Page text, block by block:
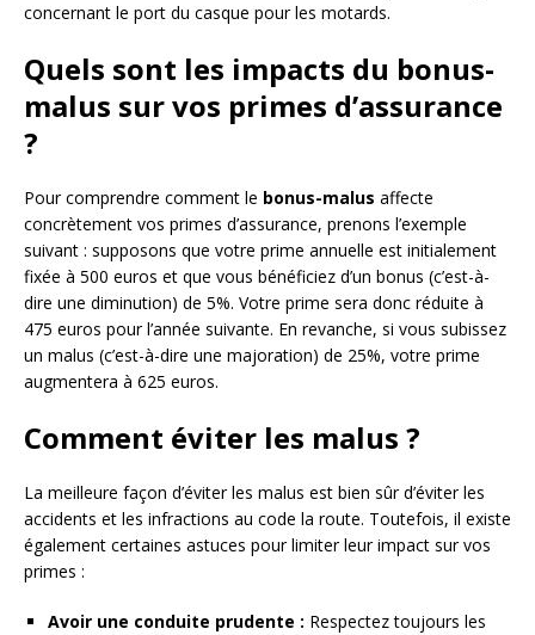
concernant le port du casque pour les motards.
Quels sont les impacts du bonus-
malus sur vos primes d’assurance
?
Pour comprendre comment le bonus-malus affecte
concrètement vos primes d’assurance, prenons l’exemple
suivant : supposons que votre prime annuelle est initialement
fixée à 500 euros et que vous bénéficiez d’un bonus (c’est-à-
dire une diminution) de 5%. Votre prime sera donc réduite à
475 euros pour l’année suivante. En revanche, si vous subissez
un malus (c’est-à-dire une majoration) de 25%, votre prime
augmentera à 625 euros.
Comment éviter les malus ?
La meilleure façon d’éviter les malus est bien sûr d’éviter les
accidents et les infractions au code la route. Toutefois, il existe
également certaines astuces pour limiter leur impact sur vos
primes :
Avoir une conduite prudente : Respectez toujours les